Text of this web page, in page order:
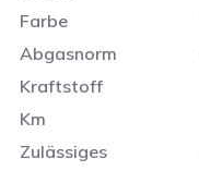
Farbe
Abgasnorm
Kraftstoff
Km
Zulässiges